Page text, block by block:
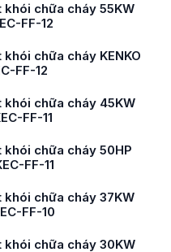
khói chữa cháy 55KW
FF-12
chữa cháy KENKO
FF-12
khói chữa cháy 45KW
FF-11
khói chữa cháy 50HP
FF-11
khói chữa cháy 37KW
FF-10
khói chữa cháy 30KW